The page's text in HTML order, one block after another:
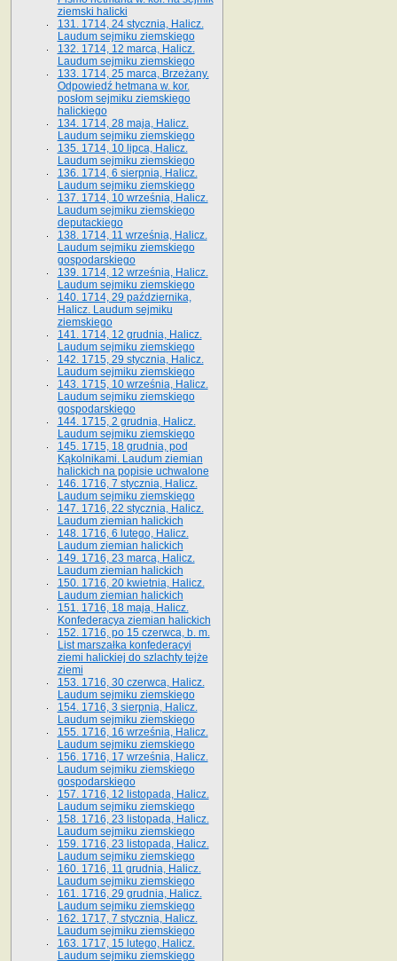
ziemski halicki
131. 1714, 24 stycznia, Halicz.
Laudum sejmiku ziemskiego
132. 1714, 12 marca, Halicz.
Laudum sejmiku ziemskiego
133. 1714, 25 marca, Brzeżany.
Odpowiedź hetmana w. kor.
posłom sejmiku ziemskiego
halickiego
134. 1714, 28 maja, Halicz.
Laudum sejmiku ziemskiego
135. 1714, 10 lipca, Halicz.
Laudum sejmiku ziemskiego
136. 1714, 6 sierpnia, Halicz.
Laudum sejmiku ziemskiego
137. 1714, 10 września, Halicz.
Laudum sejmiku ziemskiego
deputackiego
138. 1714, 11 września, Halicz.
Laudum sejmiku ziemskiego
gospodarskiego
139. 1714, 12 września, Halicz.
Laudum sejmiku ziemskiego
140. 1714, 29 października,
Halicz. Laudum sejmiku
ziemskiego
141. 1714, 12 grudnia, Halicz.
Laudum sejmiku ziemskiego
142. 1715, 29 stycznia, Halicz.
Laudum sejmiku ziemskiego
143. 1715, 10 września, Halicz.
Laudum sejmiku ziemskiego
gospodarskiego
144. 1715, 2 grudnia, Halicz.
Laudum sejmiku ziemskiego
145. 1715, 18 grudnia, pod
Kąkolnikami. Laudum ziemian
halickich na popisie uchwalone
146. 1716, 7 stycznia, Halicz.
Laudum sejmiku ziemskiego
147. 1716, 22 stycznia, Halicz.
Laudum ziemian halickich
148. 1716, 6 lutego, Halicz.
Laudum ziemian halickich
149. 1716, 23 marca, Halicz.
Laudum ziemian halickich
150. 1716, 20 kwietnia, Halicz.
Laudum ziemian halickich
151. 1716, 18 maja, Halicz.
Konfederacya ziemian halickich
152. 1716, po 15 czerwca, b. m.
List marszałka konfederacyi
ziemi halickiej do szlachty tejże
ziemi
153. 1716, 30 czerwca, Halicz.
Laudum sejmiku ziemskiego
154. 1716, 3 sierpnia, Halicz.
Laudum sejmiku ziemskiego
155. 1716, 16 września, Halicz.
Laudum sejmiku ziemskiego
156. 1716, 17 września, Halicz.
Laudum sejmiku ziemskiego
gospodarskiego
157. 1716, 12 listopada, Halicz.
Laudum sejmiku ziemskiego
158. 1716, 23 listopada, Halicz.
Laudum sejmiku ziemskiego
159. 1716, 23 listopada, Halicz.
Laudum sejmiku ziemskiego
160. 1716, 11 grudnia, Halicz.
Laudum sejmiku ziemskiego
161. 1716, 29 grudnia, Halicz.
Laudum sejmiku ziemskiego
162. 1717, 7 stycznia, Halicz.
Laudum sejmiku ziemskiego
163. 1717, 15 lutego, Halicz.
Laudum sejmiku ziemskiego